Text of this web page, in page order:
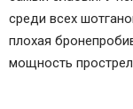
среди всех
плохая
мощность